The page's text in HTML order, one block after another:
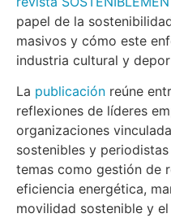
papel de la
masivos y cómo este
industria cultural y
La publicación reúne
reflexiones de líderes
organizaciones
sostenibles y
temas como gestión de
eficiencia energética,
movilidad sostenible y